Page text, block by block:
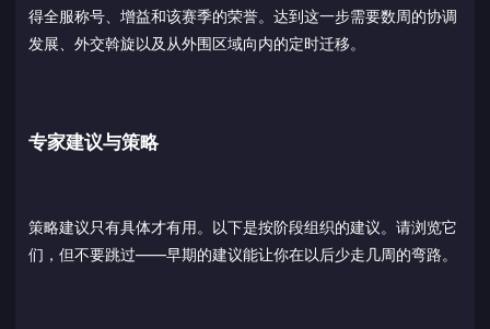
得全服称号、增益和该赛季的荣誉。达到这一步需要数周的协调
发展、外交斡旋以及从外围区域向内的定时迁移。
专家建议与策略
策略建议只有具体才有用。以下是按阶段组织的建议。请浏览它
们，但不要跳过——早期的建议能让你在以后少走几周的弯路。